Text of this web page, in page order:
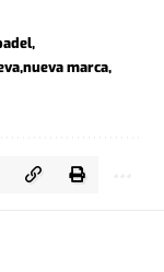
nueva marca